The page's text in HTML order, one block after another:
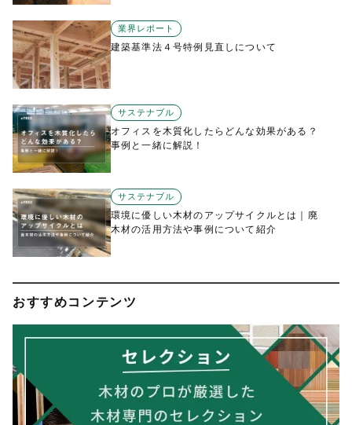
業界レポート
建築基準法４号特例見直しについて
サステナブル
オフィスを木質化したらどんな効果がある？
事例と一緒に解説！
サステナブル
環境に優しい木材のアップサイクルとは｜廃
木材の活用方法や事例について紹介
おすすめコンテンツ